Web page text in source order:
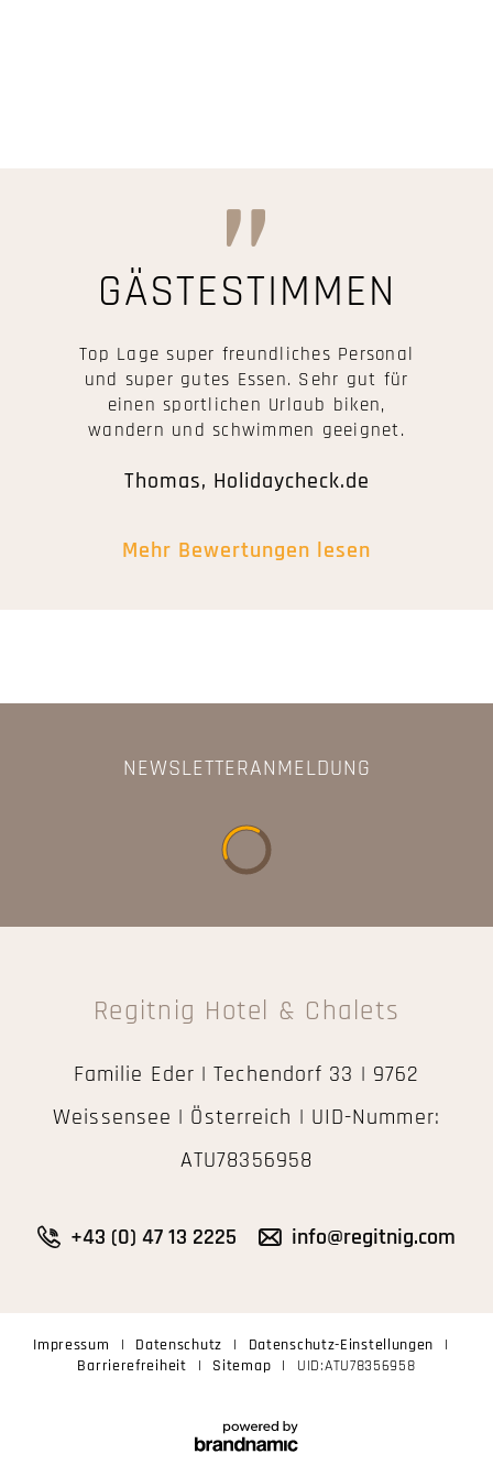
GÄSTESTIMMEN
Top Lage super freundliches Personal
und super gutes Essen. Sehr gut für
einen sportlichen Urlaub biken,
wandern und schwimmen geeignet.
Thomas, Holidaycheck.de
Mehr Bewertungen lesen
NEWSLETTERANMELDUNG
Regitnig Hotel & Chalets
Familie Eder | Techendorf 33 | 9762
Weissensee | Österreich | UID-Nummer:
ATU78356958
+43 (0) 47 13 2225 info@regitnig.com
Impressum | Datenschutz | Datenschutz-Einstellungen
|
Barrierefreiheit
| Sitemap | UID:ATU78356958